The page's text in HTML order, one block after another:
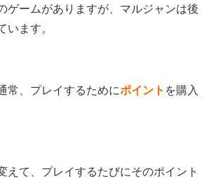
ゲームがありますが、マルジャンは後
います。
常、プレイするためにポイント を購入
えて、プレイするたびにそのポイント